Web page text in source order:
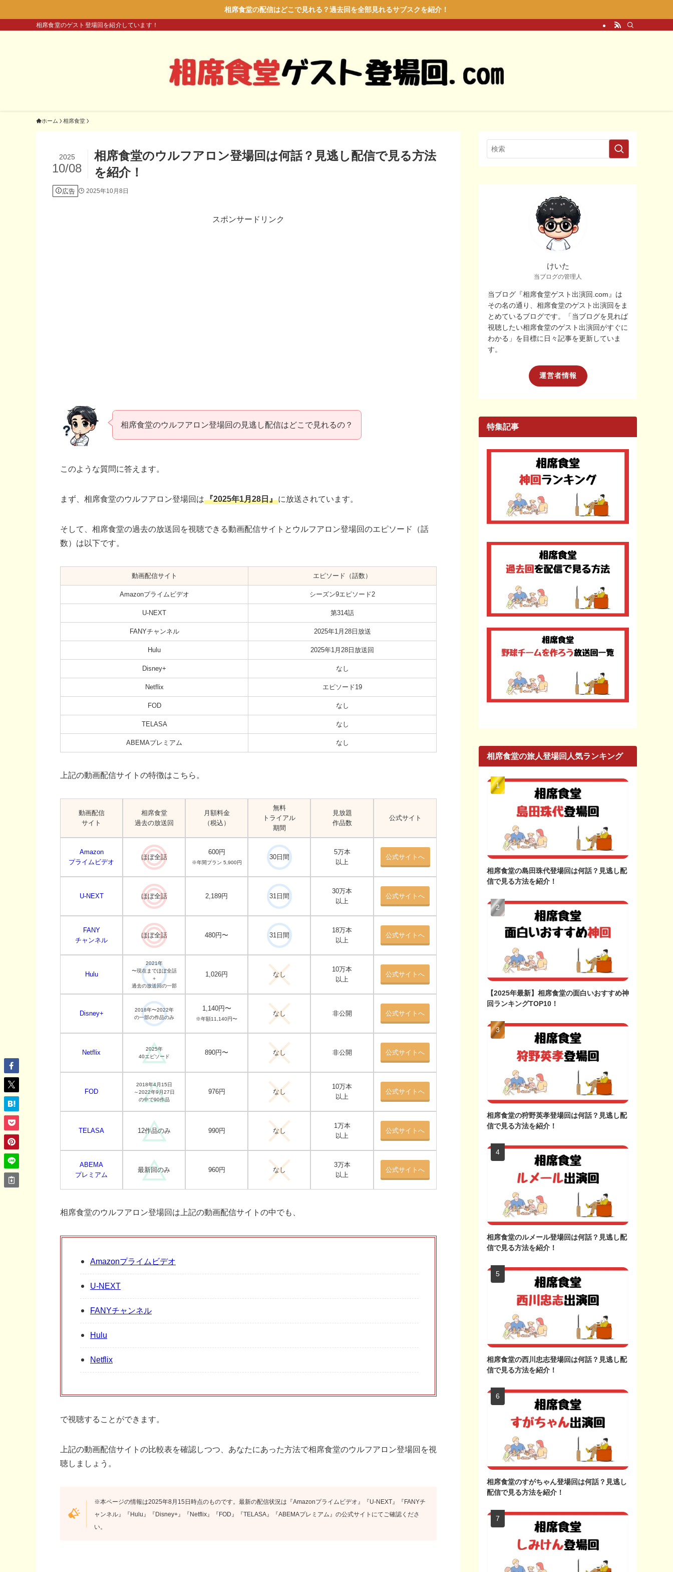
相席食堂の配信はどこで見れる？過去回を全部見れるサブスクを紹介！
相席食堂のゲスト登場回を紹介しています！
ホーム 相席食堂
相席食堂のウルフアロン登場回は何話？見逃し配信で見る方法
を紹介！
2025
10/08
広告 2025年10月8日
スポンサードリンク
相席食堂のウルフアロン登場回の見逃し配信はどこで見れるの？
このような質問に答えます。
まず、相席食堂のウルフアロン登場回は『2025年1月28日』に放送されています。
そして、相席食堂の過去の放送回を視聴できる動画配信サイトとウルフアロン登場回のエピソード（話
数）は以下です。
動画配信サイト エピソード（話数）
Amazonプライムビデオ シーズン9エピソード2
U-NEXT 第314話
FANYチャンネル 2025年1月28日放送
Hulu 2025年1月28日放送回
Disney+ なし
Netflix エピソード19
FOD なし
TELASA なし
ABEMAプレミアム なし
上記の動画配信サイトの特徴はこちら。
動画配信
サイト
相席食堂
過去の放送回
月額料金
（税込）
無料
トライアル
期間
見放題
作品数
公式サイト
Amazon
プライムビデオ
ほぼ全話
600円
※年間プラン 5,900円
30日間
5万本
以上
公式サイトへ
U-NEXT ほぼ全話 2,189円 31日間
30万本
以上
公式サイトへ
FANY
チャンネル
ほぼ全話 480円〜 31日間
18万本
以上
公式サイトへ
Hulu
2021年
〜現在までほぼ全話
＋
過去の放送回の一部
1,026円 なし
10万本
以上
公式サイトへ
Disney+
2018年〜2022年
の一部の作品のみ
1,140円〜
※年額11,140円〜
なし 非公開 公式サイトへ
Netflix
2025年
40エピソード
890円〜 なし 非公開 公式サイトへ
FOD
2018年4月15日
～2022年9月27日
の中で90作品
976円 なし
10万本
以上
公式サイトへ
TELASA 12作品のみ 990円 なし
1万本
以上
公式サイトへ
ABEMA
プレミアム
最新回のみ 960円 なし
3万本
以上
公式サイトへ
相席食堂のウルフアロン登場回は上記の動画配信サイトの中でも、
Amazonプライムビデオ
U-NEXT
FANYチャンネル
Hulu
Netflix
で視聴することができます。
上記の動画配信サイトの比較表を確認しつつ、あなたにあった方法で相席食堂のウルフアロン登場回を視
聴しましょう。
※本ページの情報は2025年8月15日時点のものです。最新の配信状況は『Amazonプライムビデオ』『U-NEXT』『FANYチ
ャンネル』『Hulu』『Disney+』『Netflix』『FOD』『TELASA』『ABEMAプレミアム』の公式サイトにてご確認くださ
い。
けいた
当ブログの管理人
当ブログ『相席食堂ゲスト出演回.com』は
その名の通り、相席食堂のゲスト出演回をま
とめているブログです。「当ブログを見れば
視聴したい相席食堂のゲスト出演回がすぐに
わかる」を目標に日々記事を更新していま
す。
運営者情報
特集記事
相席食堂の旅人登場回人気ランキング
相席食堂の島田珠代登場回は何話？見逃し配
信で見る方法を紹介！
【2025年最新】相席食堂の面白いおすすめ神
回ランキングTOP10！
相席食堂の狩野英孝登場回は何話？見逃し配
信で見る方法を紹介！
相席食堂のルメール登場回は何話？見逃し配
信で見る方法を紹介！
相席食堂の西川忠志登場回は何話？見逃し配
信で見る方法を紹介！
相席食堂のすがちゃん登場回は何話？見逃し
配信で見る方法を紹介！